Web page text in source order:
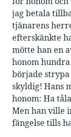
jag betala
tjänarens
efterskänkte
mötte han en
honom
började strypa
skyldig! Hans
honom: Ha
Men han ville
fängelse tills